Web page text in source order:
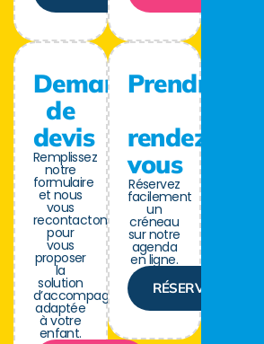
Demande
de
devis
Remplissez
notre
formulaire
et nous
vous
recontactons
pour
vous
proposer
la
solution
d’accompagnement
adaptée
à votre
enfant.
Prendre
rendez-
vous
Réservez
facilement
un
créneau
sur notre
agenda
en ligne.
RÉSERVER